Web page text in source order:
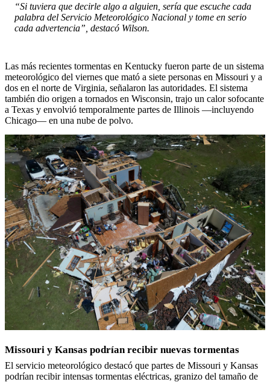
“Si tuviera que decirle algo a alguien, sería que escuche cada
palabra del Servicio Meteorológico Nacional y tome en serio
cada advertencia”, destacó Wilson.
Las más recientes tormentas en Kentucky fueron parte de un sistema
meteorológico del viernes que mató a siete personas en Missouri y a
dos en el norte de Virginia, señalaron las autoridades. El sistema
también dio origen a tornados en Wisconsin, trajo un calor sofocante
a Texas y envolvió temporalmente partes de Illinois —incluyendo
Chicago— en una nube de polvo.
Missouri y Kansas podrían recibir nuevas tormentas
El servicio meteorológico destacó que partes de Missouri y Kansas
podrían recibir intensas tormentas eléctricas, granizo del tamaño de